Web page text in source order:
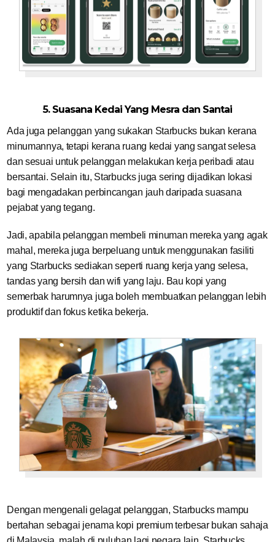
5. Suasana Kedai Yang Mesra dan Santai
Ada juga pelanggan yang sukakan Starbucks bukan kerana
minumannya, tetapi kerana ruang kedai yang sangat selesa
dan sesuai untuk pelanggan melakukan kerja peribadi atau
bersantai. Selain itu, Starbucks juga sering dijadikan lokasi
bagi mengadakan perbincangan jauh daripada suasana
pejabat yang tegang.
Jadi, apabila pelanggan membeli minuman mereka yang agak
mahal, mereka juga berpeluang untuk menggunakan fasiliti
yang Starbucks sediakan seperti ruang kerja yang selesa,
tandas yang bersih dan wifi yang laju. Bau kopi yang
semerbak harumnya juga boleh membuatkan pelanggan lebih
produktif dan fokus ketika bekerja.
Dengan mengenali gelagat pelanggan, Starbucks mampu
bertahan sebagai jenama kopi premium terbesar bukan sahaja